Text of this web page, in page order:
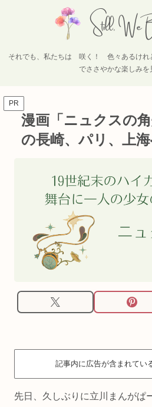
それでも、私たちは 咲く！ 色々あるけれ
でささやかな楽しみを
PR
漫画「ニュクスの
の長崎、パリ、上海
記事内に広告が含まれてい
先日、久しぶりに立川まんがぱ